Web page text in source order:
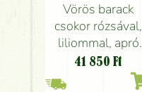
Vörös barack
csokor rózsával,
liliommal, apró
virágokkal (21
41 850 Ft